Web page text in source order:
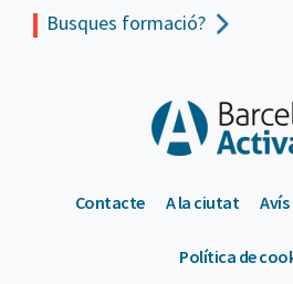
Busques formació?
Contacte A la ciutat
Política de